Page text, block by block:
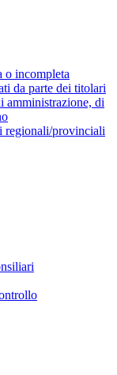
o incompleta
da parte dei titolari
di
regionali/provinciali